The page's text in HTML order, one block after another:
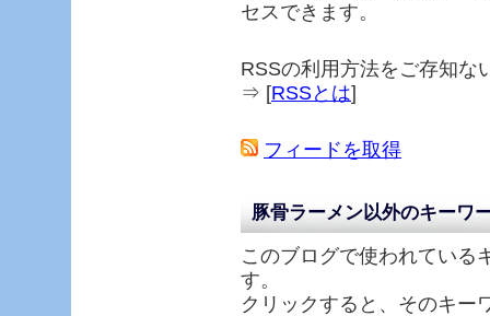
セスできます。
RSSの利用方法をご存知な
⇒ [RSSとは]
フィードを取得
豚骨ラーメン以外のキーワ
このブログで使われている
す。
クリックすると、そのキー